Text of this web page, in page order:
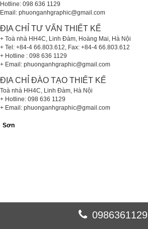
0986361129
Hotline: 098 636 1129
Email: phuonganhgraphic@gmail.com
ĐỊA CHỈ TƯ VẤN THIẾT KẾ
+ Toà nhà HH4C, Linh Đàm, Hoàng Mai, Hà Nội
+ Tel: +84-4 66.803.612, Fax: +84-4 66.803.612
+ Hotline : 098 636 1129
+ Email: phuonganhgraphic@gmail.com
ĐỊA CHỈ ĐÀO TẠO THIẾT KẾ
Toà nhà HH4C, Linh Đàm, Hà Nội
+ Hotline: 098 636 1129
+ Email: phuonganhgraphic@gmail.com
Sơn